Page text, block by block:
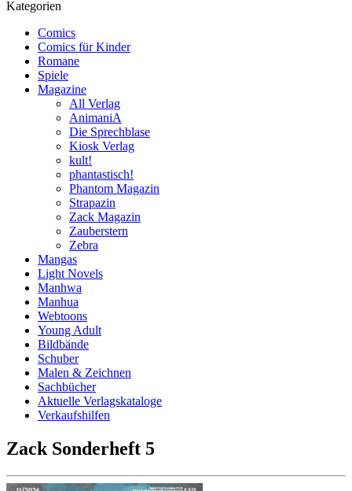
Kategorien
Comics
Comics für Kinder
Romane
Spiele
Magazine
All Verlag
AnimaniA
Die Sprechblase
Kiosk Verlag
kult!
phantastisch!
Phantom Magazin
Strapazin
Zack Magazin
Zauberstern
Zebra
Mangas
Light Novels
Manhwa
Manhua
Webtoons
Young Adult
Bildbände
Schuber
Malen & Zeichnen
Sachbücher
Aktuelle Verlagskataloge
Verkaufshilfen
Zack Sonderheft 5